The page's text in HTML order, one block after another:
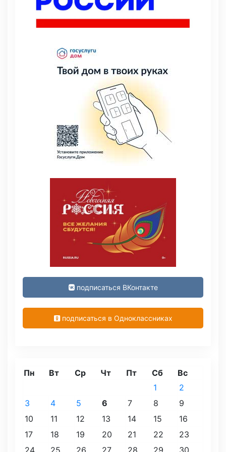
подписаться ВКонтакте
подписаться в Одноклассниках
Пн Вт Ср Чт Пт Сб
Вс
1
2
3
4 5 6 7 8
9
10
11 12 13 14 15
16
17
18 19 20 21 22
23
24
25 26 27 28 29 30